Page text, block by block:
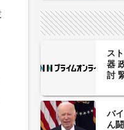
ス
器
討
バ
ん